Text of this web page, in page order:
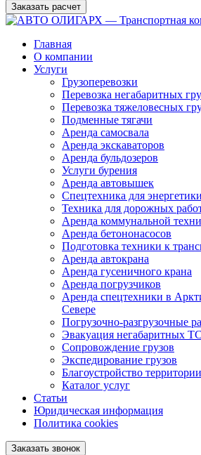
Заказать расчет
Главная
О компании
Услуги
Грузоперевозки
Перевозка негабаритных
Перевозка тяжеловесных
Подменные тягачи
Аренда самосвала
Аренда экскаваторов
Аренда бульдозеров
Услуги бурения
Аренда автовышек
Спецтехника для энергетики
Техника для дорожных
Аренда коммунальной
Аренда бетононасосов
Подготовка техники к
Аренда автокрана
Аренда гусеничного крана
Аренда погрузчиков
Аренда спецтехники в
Севере
Погрузочно-разгрузочные
Эвакуация негабаритных ТС
Сопровождение грузов
Экспедирование грузов
Благоустройство территории
Каталог услуг
Статьи
Юридическая информация
Политика cookies
Заказать звонок